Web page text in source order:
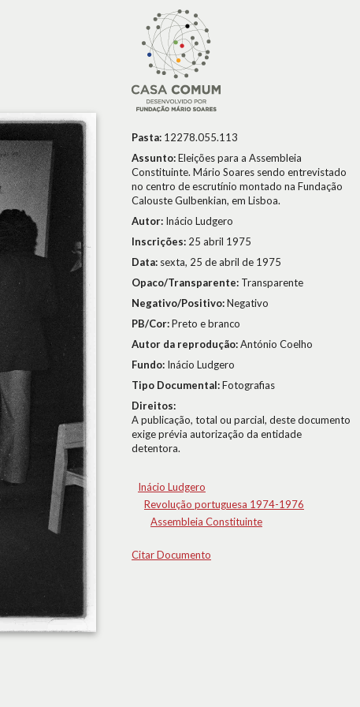
Pasta: 12278.055.113
Assunto:Eleições para a Assembleia
Constituinte. Mário Soares sendo entrevistado
no centro de escrutínio montado na Fundação
Calouste Gulbenkian, em Lisboa.
Autor: Inácio Ludgero
Inscrições: 25 abril 1975
Data: sexta, 25 de abril de 1975
Opaco/Transparente: Transparente
Negativo/Positivo:Negativo
PB/Cor:Preto e branco
Autor da reprodução:António Coelho
Fundo: Inácio Ludgero
Tipo Documental:Fotografias
Direitos:
A publicação, total ou parcial, deste documento
exige prévia autorização da entidade
detentora.
Inácio Ludgero
Revolução portuguesa 1974-1976
Assembleia Constituinte
Citar Documento